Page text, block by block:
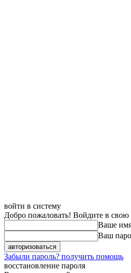
войти в систему
Добро пожаловать! Войдите в свою
Ваше имя
Ваш
Забыли пароль? получить помощь
восстановление пароля